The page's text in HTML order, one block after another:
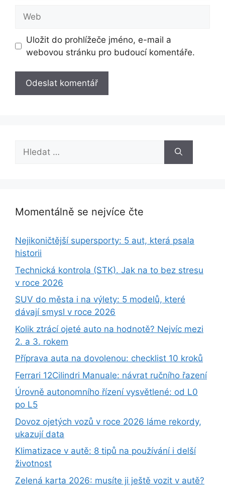
Uložit do prohlížeče jméno, e-mail a
webovou stránku pro budoucí komentáře.
Hledat:
Momentálně se nejvíce čte
Nejikoničtější supersporty: 5 aut, která psala
historii
Technická kontrola (STK). Jak na to bez stresu
v roce 2026
SUV do města i na výlety: 5 modelů, které
dávají smysl v roce 2026
Kolik ztrácí ojeté auto na hodnotě? Nejvíc mezi
2. a 3. rokem
Příprava auta na dovolenou: checklist 10 kroků
Ferrari 12Cilindri Manuale: návrat ručního řazení
Úrovně autonomního řízení vysvětlené: od L0
po L5
Dovoz ojetých vozů v roce 2026 láme rekordy,
ukazují data
Klimatizace v autě: 8 tipů na používání i delší
životnost
Zelená karta 2026: musíte ji ještě vozit v autě?